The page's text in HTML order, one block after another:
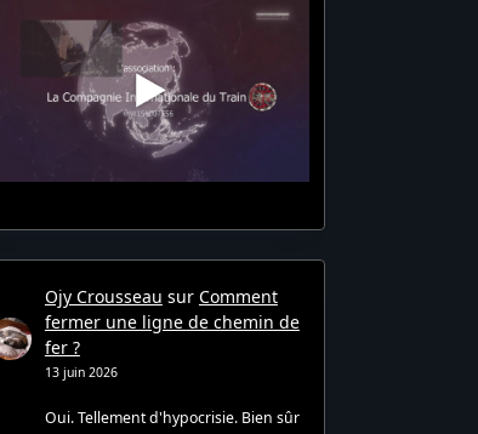
Ojy Crousseau sur Comment
fermer une ligne de chemin de
fer ?
13 juin 2026
Oui. Tellement d'hypocrisie. Bien sûr